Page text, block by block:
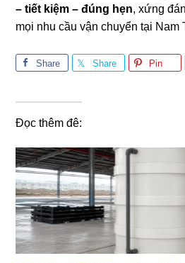
– tiết kiệm – đúng hẹn, xứng
mọi nhu cầu vận chuyển tại Nam
Share Share Pin
Đọc thêm đê: